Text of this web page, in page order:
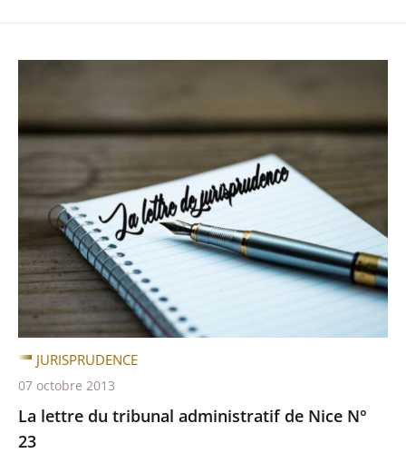
La lettre du tribunal administratif de Nice N°
23
JURISPRUDENCE
07 octobre 2013